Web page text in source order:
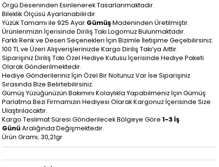
Örgü Deseninden Esinlenerek Tasarlanmaktadır.
Bileklik Ölçüsü Ayarlanabilirdir.
Yüzük Tamamı ile 925 Ayar Gümüş Madeninden Üretilmiştir.
Ürünlerimizin İçerisinde Diriliş Takı Logomuz Bulunmaktadır.
Farklı Renk ve Desen Seçenekleri İçin Bizimle İletişime Geçebilirsiniz.
100 TL ve Üzeri Alışverişlerinizde Kargo Diriliş Takı’ya Aittir.
Siparişiniz Diriliş Takı Özel Hediye Kutusu İçerisinde Hediye Paketi
Olarak Gönderilmektedir.
Hediye Gönderileriniz İçin Özel Bir Notunuz Var İse Siparişiniz
Sırasında Bize Belirtebilirsiniz.
Gümüş Yüzüğünüzün Bakımını Kolaylıkla Yapabilmeniz İçin Gümüş
Parlatma Bezi Firmamızın Hediyesi Olarak Kargonuz İçerisinde Size
Ulaştırılacaktır.
Kargo Teslimat Süresi Gönderilecek Bölgeye Göre 1-3 İş
Günü Aralığında Değişmektedir.
Ürün Gramı; 30,21gr